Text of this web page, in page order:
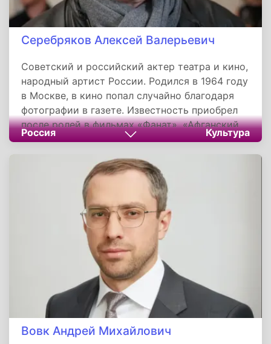
Серебряков Алексей Валерьевич
Советский и российский актер театра и кино,
народный артист России. Родился в 1964 году
в Москве, в кино попал случайно благодаря
фотографии в газете. Известность приобрел
после ролей в фильмах «Фанат», «Афганский
излом» и сериалах «Бандитский Петербург»,
главную роль в фильме Андрея Звягинцева
«Левиафан». В личной жизни известен
историей любви к жене Марии, ради которой
разрушил чужую семью, и усыновлением
двоих детей из детдома. С 2011 по 2021 год
жил в Канаде, но продолжает активно
сниматься в российском кино и
международных проектах.
Россия Культура
Вовк Андрей Михайлович